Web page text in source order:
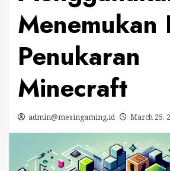
Menemukan
Penukaran
Minecraft
admin@mesingaming.id March 25,